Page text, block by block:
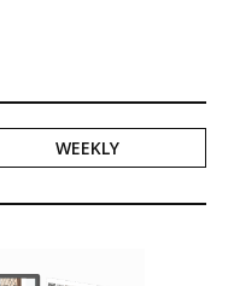
WEEKLY